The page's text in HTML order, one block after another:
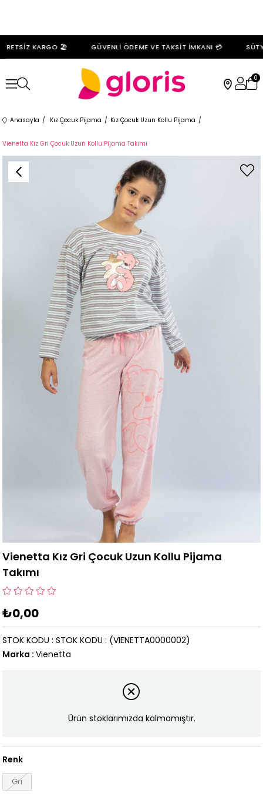
KARGO 🏖️ GÜVENLİ ÖDEME VE TAKSİT İMKANI 💳
0
Anasayfa Kız Çocuk Pijama Kız Çocuk Uzun Kollu Pijama
Vienetta Kız Gri Çocuk Uzun Kollu Pijama Takımı
Vienetta Kız Gri Çocuk Uzun Kollu Pijama
Takımı
₺0,00
(VIENETTA0000002)
STOK KODU
STOK KODU
Marka : Vienetta
Ürün stoklarımızda kalmamıştır.
Renk
Gri